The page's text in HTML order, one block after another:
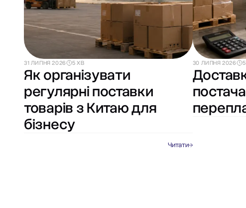
31 ЛИПНЯ 2026 5 ХВ
Як організувати
регулярні поставки
товарів з Китаю для
бізнесу
Читати
30 ЛИПНЯ 2026